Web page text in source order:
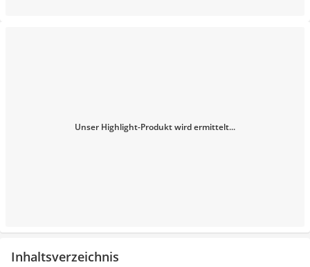
Unser Highlight-Produkt wird ermittelt...
Inhaltsverzeichnis